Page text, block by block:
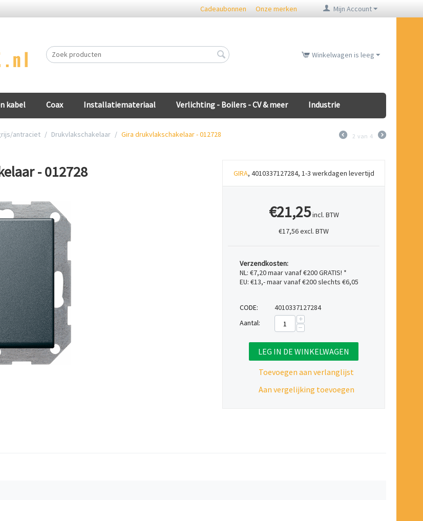
Mijn Account
Cadeaubonnen Onze merken
Winkelwagen is leeg
kabel Coax Installatiemateriaal Verlichting - Boilers - CV & meer Industrie
antraciet / Drukvlakschakelaar / Gira drukvlakschakelaar - 012728 2 van 4
- 012728 GIRA, 4010337127284, 1-3 werkdagen levertijd
€21,25incl. BTW
€17,56 excl. BTW
Verzendkosten:
NL: €7,20 maar vanaf €200 GRATIS! *
EU: €13,- maar vanaf €200 slechts €6,05
CODE:
4010337127284
Aantal:
+
−
LEG IN DE WINKELWAGEN
Toevoegen aan verlanglijst
Aan vergelijking toevoegen